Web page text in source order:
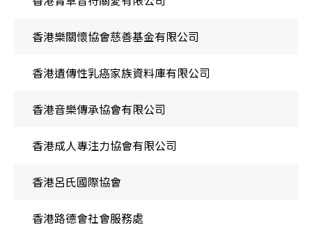
香港樂關懷協會慈善基金有限公司
香港遺傳性乳癌家族資料庫有限公司
香港音樂傳承協會有限公司
香港成人專注力協會有限公司
香港呂氏國際協會
香港路德會社會服務處